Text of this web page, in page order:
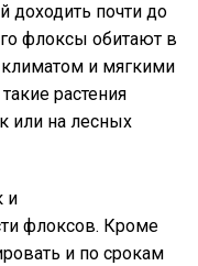
доходить почти до
флоксы обитают в
и мягкими
растения
или на лесных
и
флоксов. Кроме
и по срокам